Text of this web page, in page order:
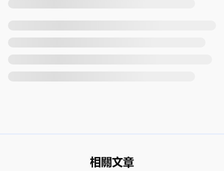
相關文章